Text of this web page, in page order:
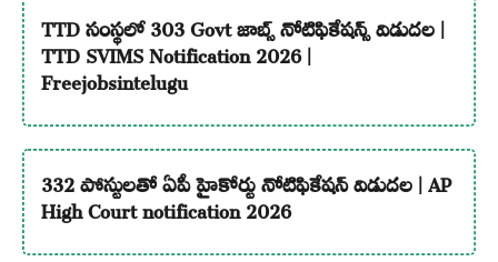
TTD సంస్థలో 303 Govt జాబ్స్ నోటిఫికేషన్స్ విడుదల |
TTD SVIMS Notification 2026 |
Freejobsintelugu
332 పోస్టులతో ఏపీ హైకోర్టు నోటిఫికేషన్ విడుదల | AP
High Court notification 2026